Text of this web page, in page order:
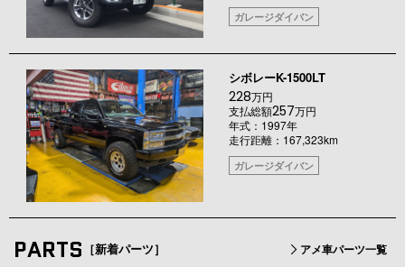
ガレージダイバン
シボレーK-1500LT
228万円
支払総額257万円
年式：1997年
走行距離：167,323km
ガレージダイバン
PARTS ［新着パーツ］ アメ車パーツ一覧